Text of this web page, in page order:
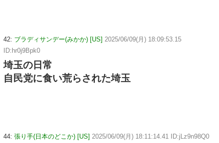
42: ブラディサンデー(みかか) [US] 2025/06/09(月) 18:09:53.15
ID:hr0j9Bpk0
埼玉の日常
自民党に食い荒らされた埼玉
44: 張り手(日本のどこか) [US] 2025/06/09(月) 18:11:14.41 ID:jLz9n98Q0